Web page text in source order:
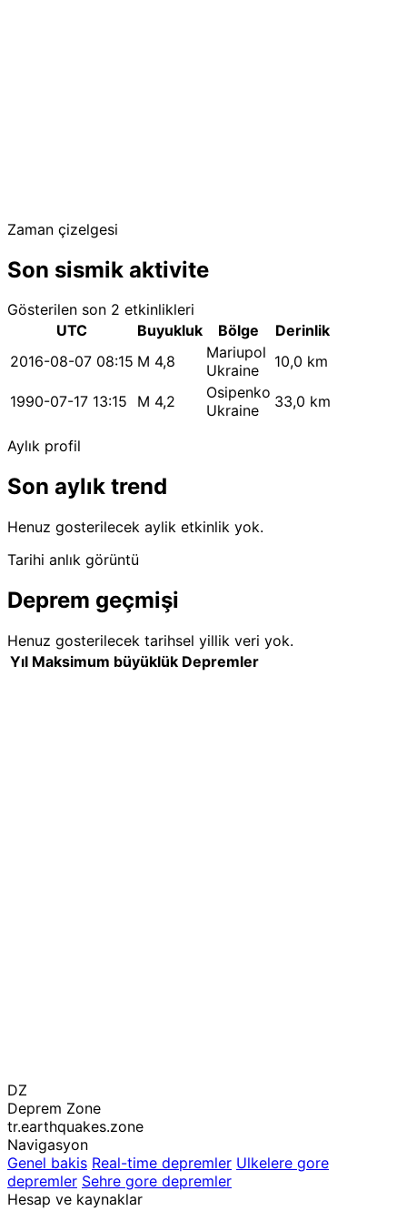
Zaman çizelgesi
Son sismik aktivite
Gösterilen son 2 etkinlikleri
UTC
Buyukluk Bölge
Derinlik
2016-08-07 08:15 M 4,8
Mariupol
Ukraine
10,0 km
1990-07-17 13:15 M 4,2
Osipenko
Ukraine
33,0 km
Aylık profil
Son aylık trend
Henuz gosterilecek aylik etkinlik yok.
Tarihi anlık görüntü
Deprem geçmişi
Henuz gosterilecek tarihsel yillik veri yok.
Yıl Maksimum büyüklük Depremler
DZ
Deprem Zone
tr.earthquakes.zone
Navigasyon
Genel bakis Real-time depremler Ulkelere gore
depremler Sehre gore depremler
Hesap ve kaynaklar